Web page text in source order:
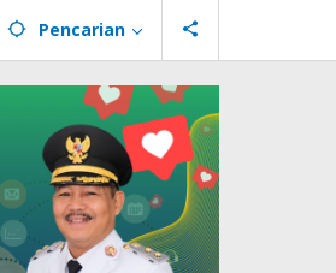
Pencarian